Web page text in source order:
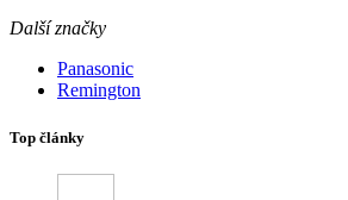
Další značky
Panasonic
Remington
Top články